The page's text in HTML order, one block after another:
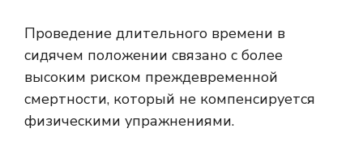
Проведение длительного времени в
сидячем положении связано с более
высоким риском преждевременной
смертности, который не компенсируется
физическими упражнениями.